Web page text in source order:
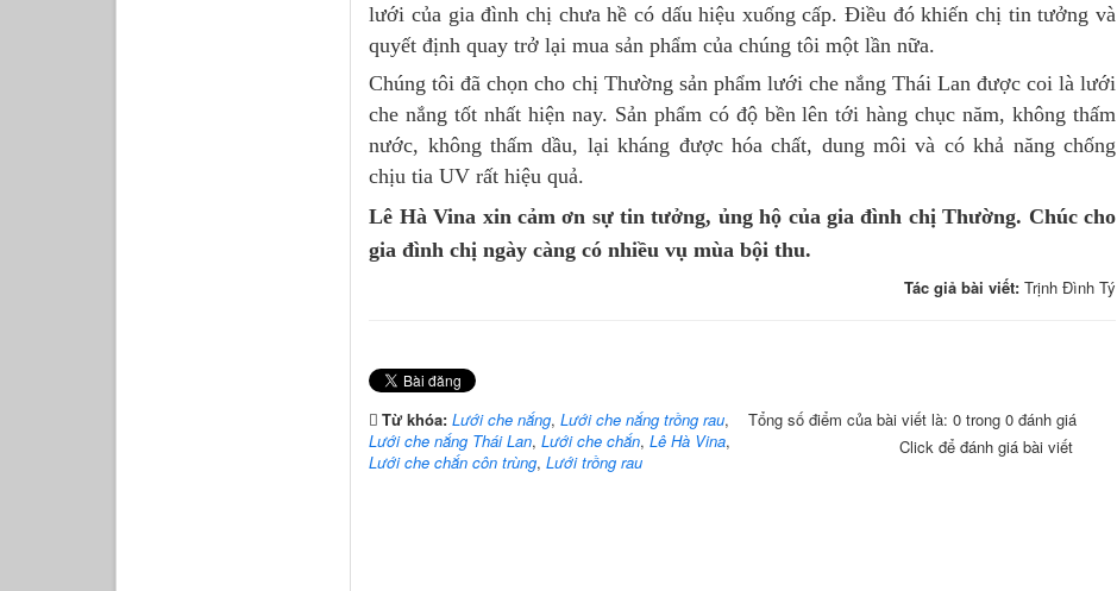
lưới của gia đình chị chưa hề có dấu hiệu xuống cấp. Điều đó khiến chị tin tưởng và
quyết định quay trở lại mua sản phẩm của chúng tôi một lần nữa.
Chúng tôi đã chọn cho chị Thường sản phẩm lưới che nắng Thái Lan được coi là lưới
che nắng tốt nhất hiện nay. Sản phẩm có độ bền lên tới hàng chục năm, không thấm
nước, không thấm dầu, lại kháng được hóa chất, dung môi và có khả năng chống
chịu tia UV rất hiệu quả.
Lê Hà Vina xin cảm ơn sự tin tưởng, ủng hộ của gia đình chị Thường. Chúc cho
gia đình chị ngày càng có nhiều vụ mùa bội thu.
Tác giả bài viết: Trịnh Đình Tý
Từ khóa:Lưới che nắng,Lưới che nắng trồng rau,
Lưới che nắng Thái Lan,Lưới che chắn,Lê Hà Vina,
Lưới che chắn côn trùng,Lưới trồng rau
Tổng số điểm của bài viết là: 0 trong 0 đánh giá
Click để đánh giá bài viết